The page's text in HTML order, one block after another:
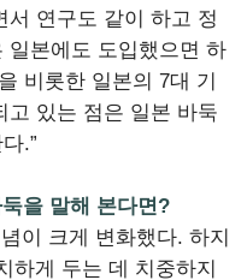
서 연구도 같이 하고 정
일본에도 도입했으면 하
비롯한 일본의 7대 기
고 있는 점은 일본 바둑
.”
을 말해 본다면?
이 크게 변화했다. 하지
하게 두는 데 치중하지